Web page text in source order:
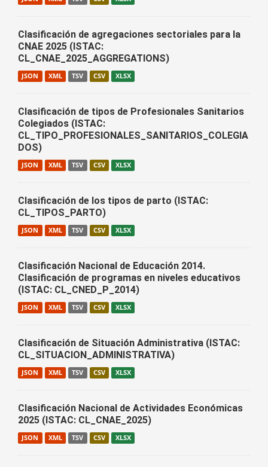
Clasificación de agregaciones sectoriales para la
CNAE 2025 (ISTAC:
CL_CNAE_2025_AGGREGATIONS)
JSON XML TSV CSV XLSX
Clasificación de tipos de Profesionales Sanitarios
Colegiados (ISTAC:
CL_TIPO_PROFESIONALES_SANITARIOS_COLEGIA
DOS)
JSON XML TSV CSV XLSX
Clasificación de los tipos de parto (ISTAC:
CL_TIPOS_PARTO)
JSON XML TSV CSV XLSX
Clasificación Nacional de Educación 2014.
Clasificación de programas en niveles educativos
(ISTAC: CL_CNED_P_2014)
JSON XML TSV CSV XLSX
Clasificación de Situación Administrativa (ISTAC:
CL_SITUACION_ADMINISTRATIVA)
JSON XML TSV CSV XLSX
Clasificación Nacional de Actividades Económicas
2025 (ISTAC: CL_CNAE_2025)
JSON XML TSV CSV XLSX